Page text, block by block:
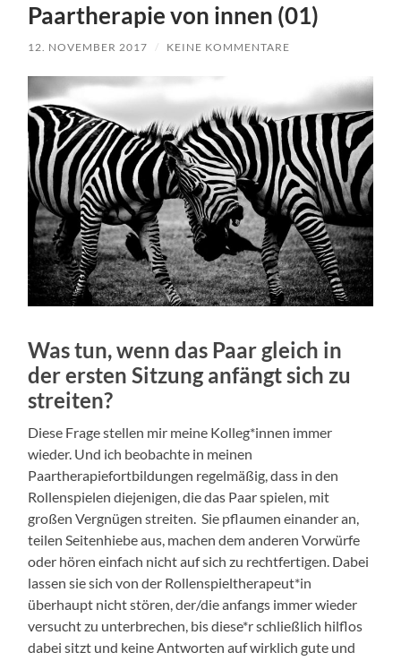
Paartherapie von innen (01)
12. NOVEMBER 2017 / KEINE KOMMENTARE
Was tun, wenn das Paar gleich in
der ersten Sitzung anfängt sich zu
streiten?
Diese Frage stellen mir meine Kolleg*innen immer
wieder. Und ich beobachte in meinen
Paartherapiefortbildungen regelmäßig, dass in den
Rollenspielen diejenigen, die das Paar spielen, mit
großen Vergnügen streiten. Sie pflaumen einander an,
teilen Seitenhiebe aus, machen dem anderen Vorwürfe
oder hören einfach nicht auf sich zu rechtfertigen. Dabei
lassen sie sich von der Rollenspieltherapeut*in
überhaupt nicht stören, der/die anfangs immer wieder
versucht zu unterbrechen, bis diese*r schließlich hilflos
dabei sitzt und keine Antworten auf wirklich gute und